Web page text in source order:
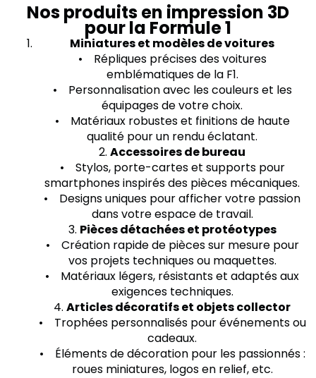
Nos produits en impression 3D
pour la Formule 1
Miniatures et modèles de voitures
• Répliques précises des voitures
emblématiques de la F1.
• Personnalisation avec les couleurs et les
équipages de votre choix.
• Matériaux robustes et finitions de haute
qualité pour un rendu éclatant.
2. Accessoires de bureau
• Stylos, porte-cartes et supports pour
smartphones inspirés des pièces mécaniques.
• Designs uniques pour afficher votre passion
dans votre espace de travail.
3. Pièces détachées et protéotypes
• Création rapide de pièces sur mesure pour
vos projets techniques ou maquettes.
• Matériaux légers, résistants et adaptés aux
exigences techniques.
4. Articles décoratifs et objets collector
• Trophées personnalisés pour événements ou
cadeaux.
• Éléments de décoration pour les passionnés :
roues miniatures, logos en relief, etc.